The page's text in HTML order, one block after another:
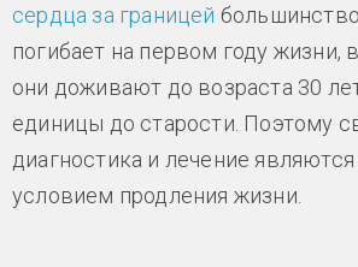
сердца за границей
погибает на первом году жизни,
они доживают до возраста 30
единицы до старости. Поэтому
диагностика и лечение
условием продления жизни.